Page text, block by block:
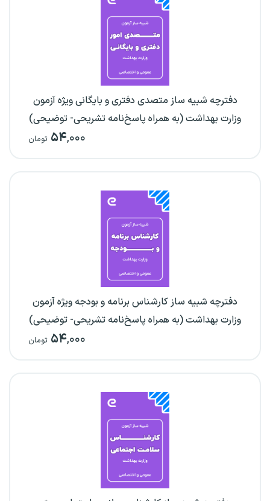
دفترچه شبیه ساز متصدی دفتری و بایگانی ویژه آزمون
وزارت بهداشت (به همراه پاسخ‌نامه تشریحی- توضیحی)
۵۴,۰۰۰ تومان
دفترچه شبیه ساز کارشناس برنامه و بودجه ویژه آزمون
وزارت بهداشت (به همراه پاسخ‌نامه تشریحی- توضیحی)
۵۴,۰۰۰ تومان